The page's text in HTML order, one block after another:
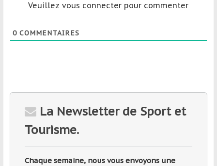
Veuillez vous connecter pour commenter
0COMMENTAIRES
La Newsletter de Sport et
Tourisme.
Chaque semaine, nous vous envoyons une